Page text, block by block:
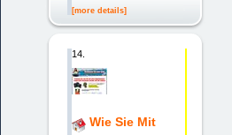
[more details]
14.
Wie Sie Mit